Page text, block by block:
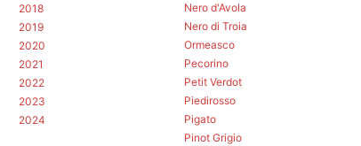
2018
2019
2020
2021
2022
2023
2024
Nero d'Avola
Nero di Troia
Ormeasco
Pecorino
Petit Verdot
Piedirosso
Pigato
Pinot Grigio